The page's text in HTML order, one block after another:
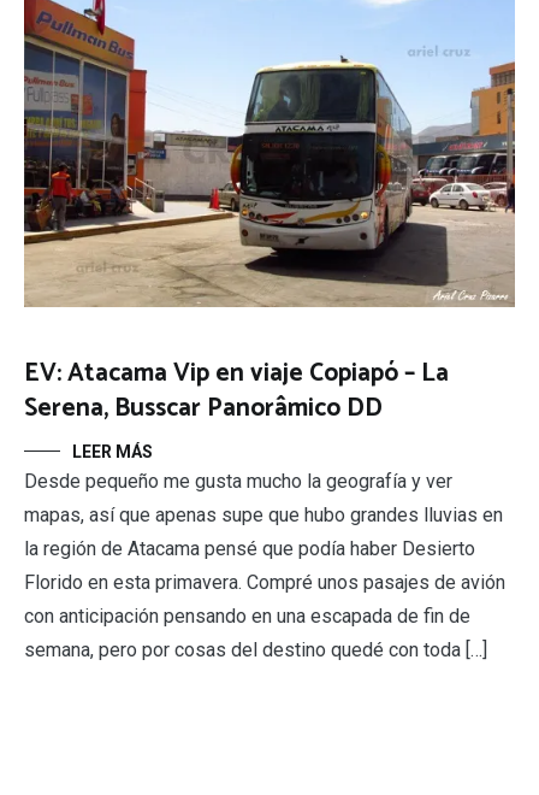
EV: Atacama Vip en viaje Copiapó – La
Serena, Busscar Panorâmico DD
LEER MÁS
Desde pequeño me gusta mucho la geografía y ver
mapas, así que apenas supe que hubo grandes lluvias en
la región de Atacama pensé que podía haber Desierto
Florido en esta primavera. Compré unos pasajes de avión
con anticipación pensando en una escapada de fin de
semana, pero por cosas del destino quedé con toda […]